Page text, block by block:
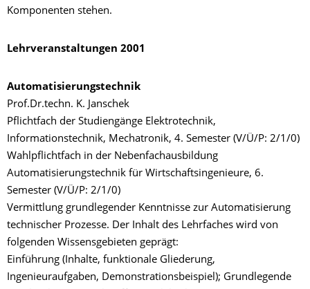
Komponenten stehen.
Lehrveranstaltungen 2001
Automatisierungstechnik
Prof.Dr.techn. K. Janschek
Pflichtfach der Studiengänge Elektrotechnik,
Informationstechnik, Mechatronik, 4. Semester (V/Ü/P: 2/1/0)
Wahlpflichtfach in der Nebenfachausbildung
Automatisierungstechnik für Wirtschaftsingenieure, 6.
Semester (V/Ü/P: 2/1/0)
Vermittlung grundlegender Kenntnisse zur Automatisierung
technischer Prozesse. Der Inhalt des Lehrfaches wird von
folgenden Wissensgebieten geprägt:
Einführung (Inhalte, funktionale Gliederung,
Ingenieuraufgaben, Demonstrationsbeispiel); Grundlegende